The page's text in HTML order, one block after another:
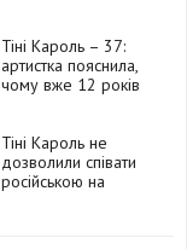
номінували на
"Греммі"
Тіні Кароль – 37:
артистка пояснила,
чому вже 12 років
Тіні Кароль не
дозволили співати
російською на